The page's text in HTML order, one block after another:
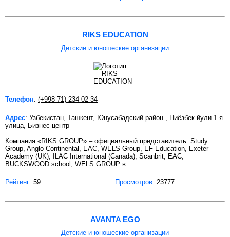
RIKS EDUCATION
Детские и юношеские организации
Телефон: (+998 71) 234 02 34
Адрес: Узбекистан, Ташкент, Юнусабадский район , Ниёзбек йули 1-я
улица, Бизнес центр
Компания «RIKS GROUP» – официальный представитель: Study
Group, Anglo Continental, EAC, WELS Group, EF Education, Exeter
Academy (UK), ILAC International (Canada), Scanbrit, EAC,
BUCKSWOOD school, WELS GROUP в
Рейтинг: 59 Просмотров: 23777
AVANTA EGO
Детские и юношеские организации